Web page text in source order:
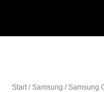
Start/Samsung /Samsung